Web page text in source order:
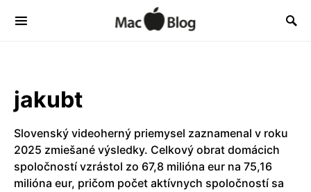
jakubt
Slovenský videoherný priemysel zaznamenal v roku
2025 zmiešané výsledky. Celkový obrat domácich
spoločností vzrástol zo 67,8 milióna eur na 75,16
milióna eur, pričom počet aktívnych spoločností sa